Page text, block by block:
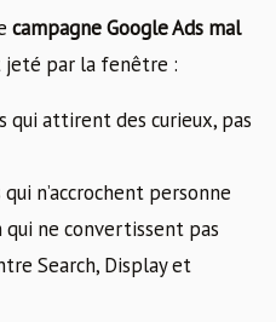
campagne Google Ads mal
jeté par la fenêtre :
qui attirent des curieux, pas
n’accrochent personne
ne convertissent pas
Search, Display et